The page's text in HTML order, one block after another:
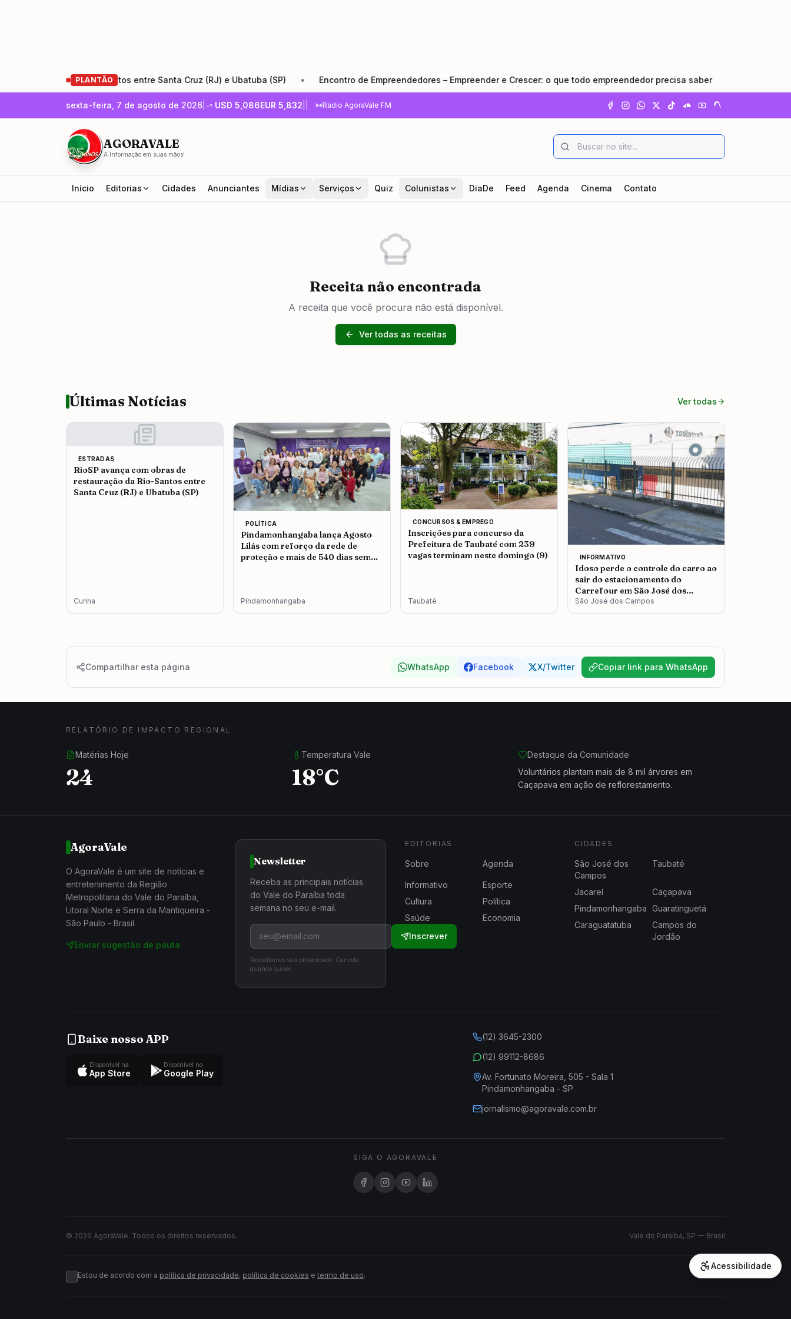
PLANTÃO
da Rio-Santos entre Santa Cruz (RJ) e Ubatuba (SP) • Encontro de Empreendedores – Empreender e Crescer: o que todo empreendedor precisa saber •
sexta-feira, 7 de agosto de 2026 USD 5,086EUR 5,832 Rádio AgoraVale FM
AGORAVALE
A Informação em suas mãos!
Início Editorias Cidades Anunciantes Mídias Serviços Quiz Colunistas DiaDe Feed Agenda Cinema Contato
Receita não encontrada
A receita que você procura não está disponível.
Ver todas as receitas
Últimas Notícias Ver todas
ESTRADAS
RioSP avança com obras de
restauração da Rio-Santos entre
Santa Cruz (RJ) e Ubatuba (SP)
Cunha
POLÍTICA
Pindamonhangaba lança Agosto
Lilás com reforço da rede de
proteção e mais de 540 dias sem
Pindamonhangaba
CONCURSOS & EMPREGO
Inscrições para concurso da
Prefeitura de Taubaté com 239
vagas terminam neste domingo (9)
Taubaté
INFORMATIVO
Idoso perde o controle do carro ao
sair do estacionamento do
Carrefour em São José dos
Campos
São José dos Campos
Compartilhar esta página WhatsApp Facebook X/Twitter Copiar link para WhatsApp
RELATÓRIO DE IMPACTO REGIONAL
Matérias Hoje
24
Temperatura Vale
18°C
Destaque da Comunidade
Voluntários plantam mais de 8 mil árvores em
Caçapava em ação de reflorestamento.
AgoraVale
O AgoraVale é um site de notícias e
entretenimento da Região
Metropolitana do Vale do Paraíba,
Litoral Norte e Serra da Mantiqueira -
São Paulo - Brasil.
Enviar sugestão de pauta
Newsletter
Receba as principais notícias
do Vale do Paraíba toda
semana no seu e-mail.
Inscrever
Respeitamos sua privacidade. Cancele
quando quiser.
EDITORIAS
Sobre Agenda
Informativo
Esporte
Cultura
Política
Saúde
Economia
CIDADES
São José dos
Campos
Taubaté
Jacareí
Caçapava
Pindamonhangaba Guaratinguetá
Caraguatatuba
Campos do
Jordão
Baixe nosso APP
Disponível na
App Store
Disponível no
Google Play
(12) 3645-2300
(12) 99112-8686
Av. Fortunato Moreira, 505 - Sala 1
Pindamonhangaba - SP
jornalismo@agoravale.com.br
SIGA O AGORAVALE
© 2026 AgoraVale. Todos os direitos reservados. Vale do Paraíba, SP — Brasil
Estou de acordo com a política de privacidade, política de cookies e termo de uso.
Acessibilidade